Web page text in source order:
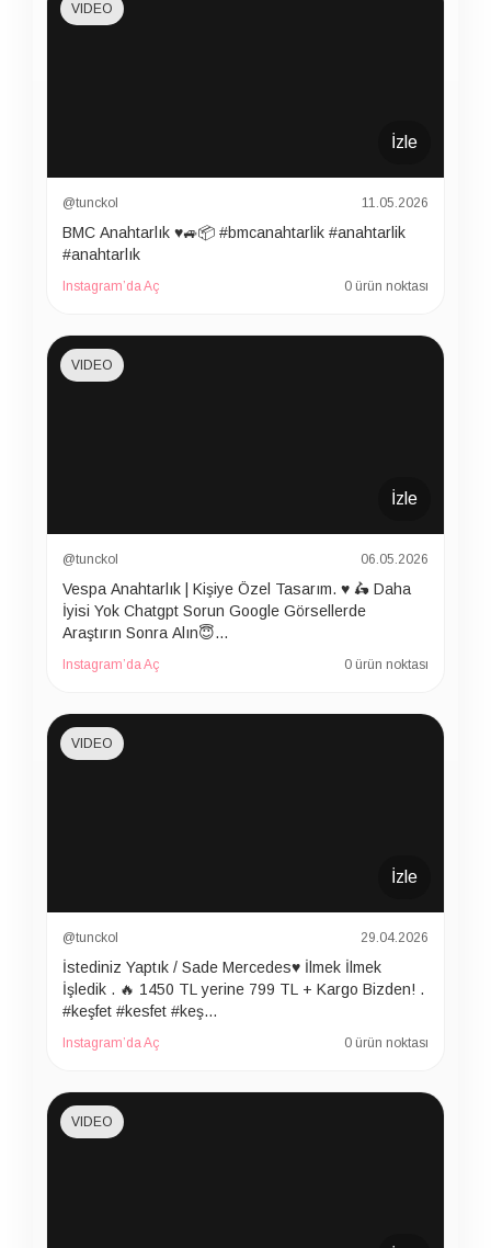
İzle
VIDEO
@tunckol 11.05.2026
BMC Anahtarlık ♥️🚙📦 #bmcanahtarlik #anahtarlik
#anahtarlık
Instagram’da Aç 0 ürün noktası
İzle
VIDEO
@tunckol 06.05.2026
Vespa Anahtarlık | Kişiye Özel Tasarım. ♥️ 🛵 Daha
İyisi Yok Chatgpt Sorun Google Görsellerde
Araştırın Sonra Alın😇…
Instagram’da Aç 0 ürün noktası
İzle
VIDEO
@tunckol 29.04.2026
İstediniz Yaptık / Sade Mercedes♥️ İlmek İlmek
İşledik . 🔥 1450 TL yerine 799 TL + Kargo Bizden! .
#keşfet #kesfet #keş…
Instagram’da Aç 0 ürün noktası
VIDEO